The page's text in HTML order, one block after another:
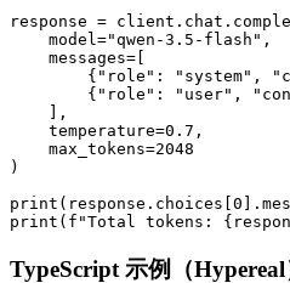
response =
    model="qwen-3.5-flash",
    messages=[
{"role": "system",
{"role": "user",
    ],
    temperature=0.7,
    max_tokens=2048
)
TypeScript 示例（Hypereal